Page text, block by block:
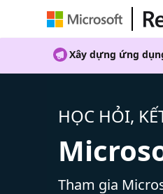
Xây dựng ứng
HỌC HỎI,
Tham gia